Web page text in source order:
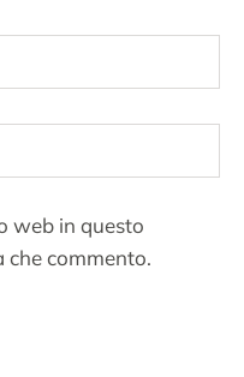
web in questo
che commento.